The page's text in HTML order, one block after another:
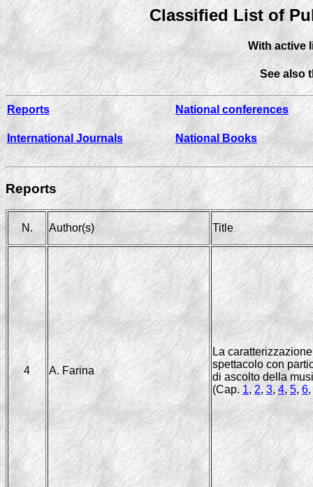
Classified List of
With active
See also
Reports National conferences
International Journals National Books
Reports
N. Author(s) Title
4 A. Farina
La
spettacolo con
di ascolto della
(Cap.1,2, 3, 4,5,6,